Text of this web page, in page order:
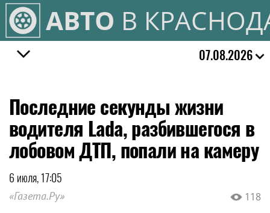
АВТО В
07.08.2026
Последние секунды жизни
водителя Lada, разбившегося в
лобовом ДТП, попали на камеру
6 июля, 17:05
«Газета.Ру» 118